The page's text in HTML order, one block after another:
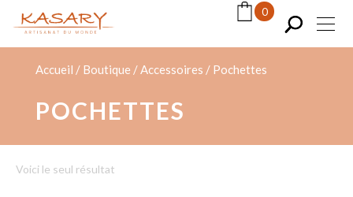
0
Accueil / Boutique /Accessoires / Pochettes
POCHETTES
Voici le seul résultat
Panneau de gestion des cookies